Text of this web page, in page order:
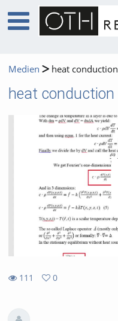
Medien heat conduction
heat conduction
111
0